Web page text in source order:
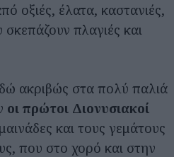
οξιές, έλατα, καστανιές,
πλαγιές και
ακριβώς στα πολύ παλιά
οι πρώτοι Διονυσιακοί
και τους γεμάτους
που στο χορό και στην